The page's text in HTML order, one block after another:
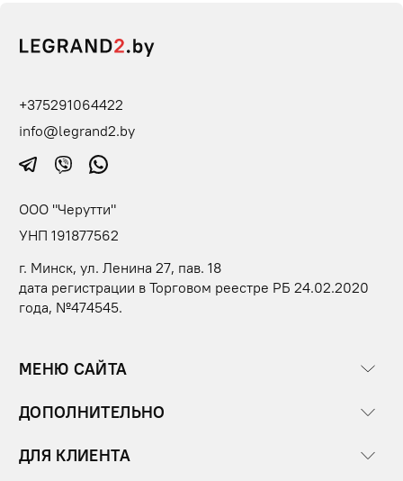
+375291064422
info@legrand2.by
ООО "Черутти"
УНП 191877562
г. Минск, ул. Ленина 27, пав. 18
дата регистрации в Торговом реестре РБ 24.02.2020
года, №474545.
МЕНЮ САЙТА
ДОПОЛНИТЕЛЬНО
ДЛЯ КЛИЕНТА